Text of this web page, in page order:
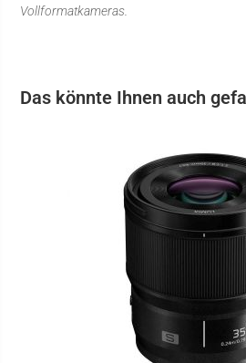
Vollformatkameras.
Das könnte Ihnen auch